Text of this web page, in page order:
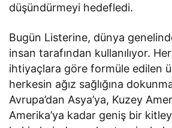
düşündürmeyi hedefledi.
Bugün Listerine, dünya
insan tarafından kullanılıyor.
ihtiyaçlara göre formüle edilen
herkesin ağız sağlığına
Avrupa’dan Asya’ya, Kuzey
Amerika’ya kadar geniş bir